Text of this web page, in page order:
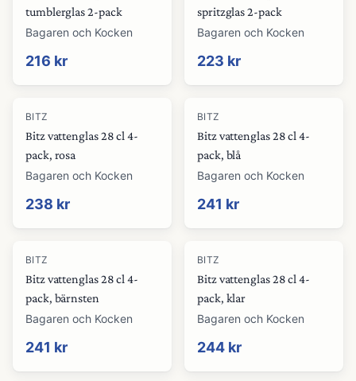
tumblerglas 2-pack
Bagaren och Kocken
216 kr
spritzglas 2-pack
Bagaren och Kocken
223 kr
BITZ
Bitz vattenglas 28 cl 4-
pack, rosa
Bagaren och Kocken
238 kr
BITZ
Bitz vattenglas 28 cl 4-
pack, blå
Bagaren och Kocken
241 kr
BITZ
Bitz vattenglas 28 cl 4-
pack, bärnsten
Bagaren och Kocken
241 kr
BITZ
Bitz vattenglas 28 cl 4-
pack, klar
Bagaren och Kocken
244 kr